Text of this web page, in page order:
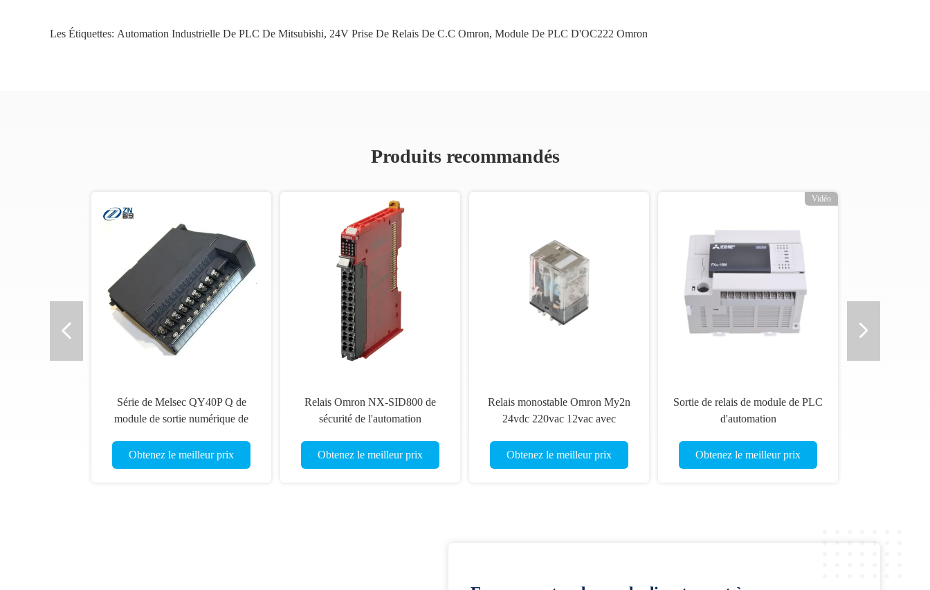
Les Étiquettes: Automation Industrielle De PLC De Mitsubishi, 24V Prise De Relais De C.C Omron, Module De PLC D'OC222 Omron
Produits recommandés
Série de Melsec QY40P Q de
module de sortie numérique de
points
Obtenez le meilleur prix
Relais Omron NX-SID800 de
sécurité de l'automation
8IN
Obtenez le meilleur prix
Relais monostable Omron My2n
24vdc 220vac 12vac avec
Obtenez le meilleur prix
Vidéo
Sortie de relais de module de PLC
d'automation
FX3U-64MR/ES-A
Obtenez le meilleur prix